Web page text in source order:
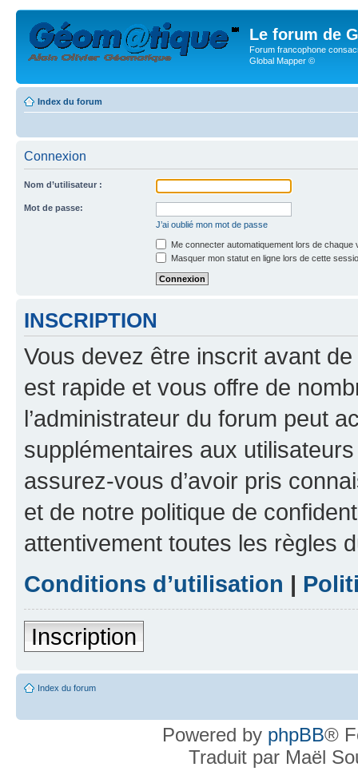
Le forum de
Forum francophone
Global Mapper ©
Index du forum
Connexion
Nom d’utilisateur :
Mot de passe:
J’ai oublié mon mot de passe
Me connecter automatiquement lors de chaque
Masquer mon statut en ligne lors de cette
INSCRIPTION
Vous devez être inscrit avant
est rapide et vous offre de
l’administrateur du forum peut
supplémentaires aux
assurez-vous d’avoir pris
et de notre politique de
attentivement toutes les règles
Conditions d’utilisation |
Inscription
Index du forum
Powered by phpBB®
Traduit par Maël